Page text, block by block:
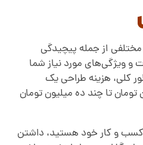
از جمله پیچیدگی
و ویژگی‌های مورد نیاز شما
کلی، هزینه طراحی یک
تا چند ده میلیون تومان
کسب و کار خود هستید، داشتن